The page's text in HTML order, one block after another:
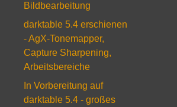
Bildbearbeitung
darktable 5.4 erschienen
- AgX-Tonemapper,
Capture Sharpening,
Arbeitsbereiche
In Vorbereitung auf
darktable 5.4 - großes